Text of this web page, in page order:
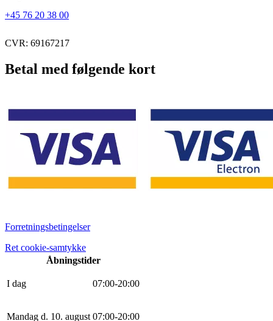
+45 76 20 38 00
CVR: 69167217
Betal med følgende kort
Forretningsbetingelser
Ret cookie-samtykke
Åbningstider
I dag 07:00-20:00
Mandag d. 10. august 07:00-20:00